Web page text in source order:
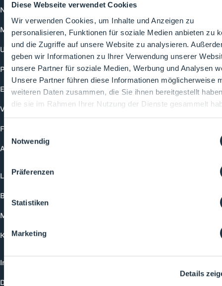
Diese Webseite verwendet Cookies
Wir verwenden Cookies, um Inhalte und Anzeigen zu
personalisieren, Funktionen für soziale Medien anbieten zu
und die Zugriffe auf unsere Website zu analysieren.
geben wir Informationen zu Ihrer Verwendung unserer
unsere Partner für soziale Medien, Werbung und Analysen
Unsere Partner führen diese Informationen möglicherweise
weiteren Daten zusammen, die Sie ihnen bereitgestellt
die sie im Rahmen Ihrer Nutzung der Dienste gesammelt
Einwilligungsauswahl
Notwendig
Präferenzen
Statistiken
Marketing
Details
News
Mediathek
Unternehmen
Produkte
Events
Vorträge
Future-Faces
Academy
Login
Buchungsmöglichkeiten
Medienformate
Kontakt
Impressum
Datenschutzerklärung